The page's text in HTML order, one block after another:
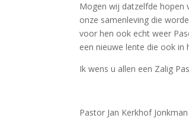
Mogen wij datzelfde hopen
onze samenleving die
voor hen ook echt weer
een nieuwe lente die ook in
Ik wens u allen een Zalig
Pastor Jan Kerkhof Jonkman